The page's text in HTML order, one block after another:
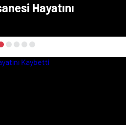
Hayatını